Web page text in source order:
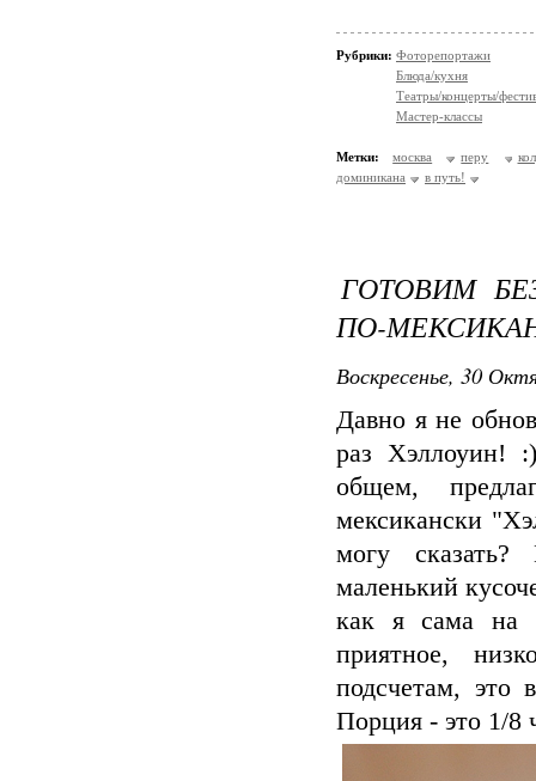
Рубрики: Фоторепортажи
Блюда/кухня
Театры/концерты/
Мастер-классы
Метки: москва перу
доминикана
в путь!
ГОТОВИМ
ПО-
Воскресенье, 30
Давно я не
раз Хэллоуин!
общем,
мексикански
могу
маленький
как я сама на
приятное,
подсчетам, это
Порция - это 1/8